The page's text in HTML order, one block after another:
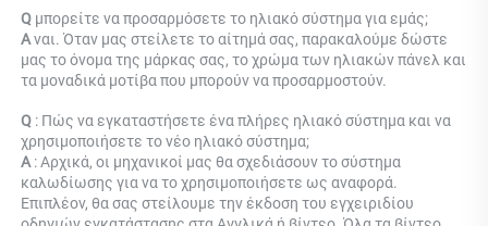
Q μπορείτε να προσαρμόσετε το ηλιακό σύστημα για εμάς;
Α ναι. Όταν μας στείλετε το αίτημά σας, παρακαλούμε δώστε
μας το όνομα της μάρκας σας, το χρώμα των ηλιακών πάνελ και
τα μοναδικά μοτίβα που μπορούν να προσαρμοστούν.
Q : Πώς να εγκαταστήσετε ένα πλήρες ηλιακό σύστημα και να
χρησιμοποιήσετε το νέο ηλιακό σύστημα;
Α : Αρχικά, οι μηχανικοί μας θα σχεδιάσουν το σύστημα
καλωδίωσης για να το χρησιμοποιήσετε ως αναφορά.
Επιπλέον, θα σας στείλουμε την έκδοση του εγχειριδίου